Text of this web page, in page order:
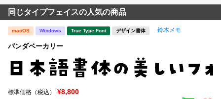
同じタイプフェイスの人気の商品
macOS Windows True Type Font デザイン書体 鈴木メモ
パンダベーカリー
標準価格（税込） ¥8,800